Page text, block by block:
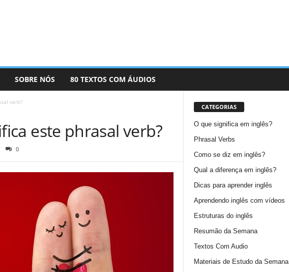
SOBRE NÓS 80 TEXTOS COM ÁUDIOS
verb?
este phrasal verb?
0
CATEGORIAS
O que significa em inglês?
Phrasal Verbs
Como se diz em inglês?
Qual a diferença em inglês?
Dicas para aprender inglês
Aprendendo inglês com vídeos
Estruturas do inglês
Resumão da Semana
Textos Com Audio
Materiais de Estudo da Semana